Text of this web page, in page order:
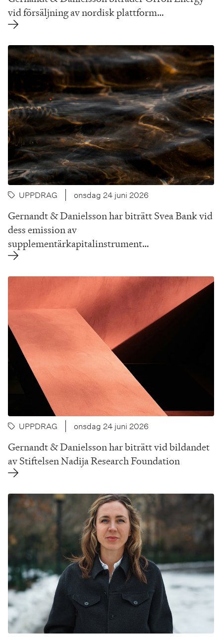
vid försäljning av nordisk plattform…
UPPDRAG onsdag 24 juni 2026
Gernandt & Danielsson har biträtt Svea Bank vid
dess emission av
supplementärkapitalinstrument…
UPPDRAG onsdag 24 juni 2026
Gernandt & Danielsson har biträtt vid bildandet
av Stiftelsen Nadija Research Foundation